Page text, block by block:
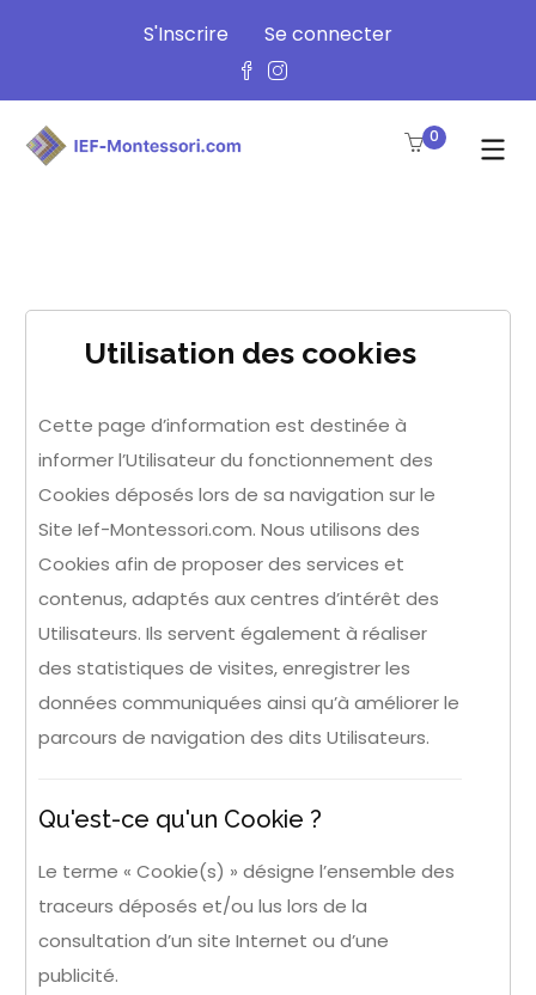
S'Inscrire Se connecter
0
Utilisation des cookies
Cette page d’information est destinée à
informer l’Utilisateur du fonctionnement des
Cookies déposés lors de sa navigation sur le
Site Ief-Montessori.com. Nous utilisons des
Cookies afin de proposer des services et
contenus, adaptés aux centres d’intérêt des
Utilisateurs. Ils servent également à réaliser
des statistiques de visites, enregistrer les
données communiquées ainsi qu’à améliorer le
parcours de navigation des dits Utilisateurs.
Qu'est-ce qu'un Cookie ?
Le terme « Cookie(s) » désigne l’ensemble des
traceurs déposés et/ou lus lors de la
consultation d’un site Internet ou d’une
publicité.